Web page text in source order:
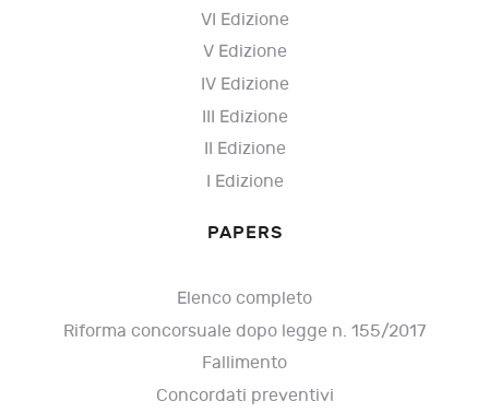
VI Edizione
V Edizione
IV Edizione
III Edizione
II Edizione
I Edizione
PAPERS
Elenco completo
Riforma concorsuale dopo legge n. 155/2017
Fallimento
Concordati preventivi